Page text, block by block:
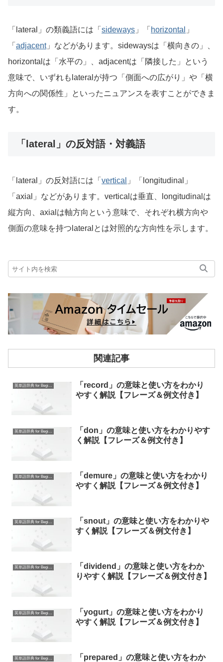
「lateral」の類義語には「 sideways 」「 horizontal
」
「 adjacent」などがあります。sidewaysは「横向きの」、
horizontalは「水平の」、adjacentは「隣接した」という
意味で、いずれもlateralが持つ「側面への広がり」や「横
方向への関係性」といったニュアンスを表すことができま
す。
「lateral」の反対語・対義語
「lateral」の反対語には「 vertical
」「longitudinal」
「axial」などがあります。verticalは垂直、longitudinalは
縦方向、axialは軸方向という意味で、それぞれ横方向や
側面の意味を持つlateralとは対照的な方向性を示します。
関連記事
英単語辞典 for Beginners
「record」の意味と使い方をわかり
やすく解説【フレーズ＆例文付き】
英単語辞典 for Beginners
「don」の意味と使い方をわかりやす
く解説【フレーズ＆例文付き】
英単語辞典 for Beginners
「demure」の意味と使い方をわかり
やすく解説【フレーズ＆例文付き】
英単語辞典 for Beginners
「snout」の意味と使い方をわかりや
すく解説【フレーズ＆例文付き】
英単語辞典 for Beginners
「dividend」の意味と使い方をわか
りやすく解説【フレーズ＆例文付き】
英単語辞典 for Beginners
「yogurt」の意味と使い方をわかり
やすく解説【フレーズ＆例文付き】
英単語辞典 for Beginners
「prepared」の意味と使い方をわか